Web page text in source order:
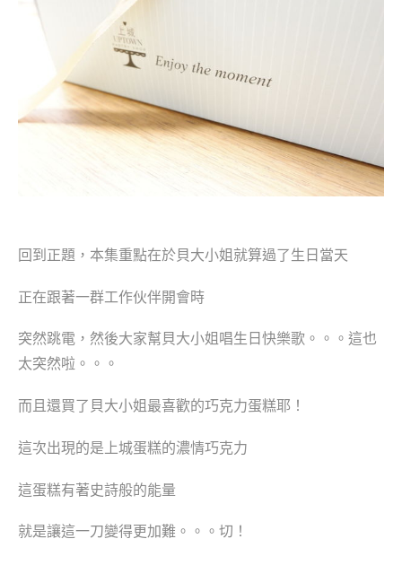
回到正題，本集重點在於貝大小姐就算過了生日當天
正在跟著一群工作伙伴開會時
突然跳電，然後大家幫貝大小姐唱生日快樂歌。。。 這也
太突然啦。。。
而且還買了貝大小姐最喜歡的巧克力蛋糕耶！
這次出現的是上城蛋糕的濃情巧克力
這蛋糕有著史詩般的能量
就是讓這一刀變得更加難 。。。 切！